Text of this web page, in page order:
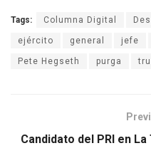
Tags: Columna Digital
ejército general jefe
Pete Hegseth purga
Candidato del PRI en